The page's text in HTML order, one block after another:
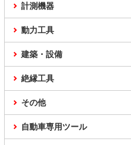
計測機器
動力工具
建築・設備
絶縁工具
その他
自動車専用ツール